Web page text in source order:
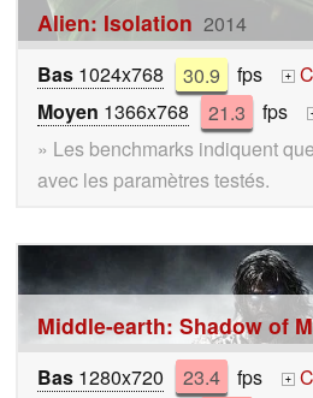
Alien: Isolation 2014
Bas 1024x768 30.9 fps +
Moyen 1366x768 21.3 fps
» Les benchmarks indiquent
avec les paramètres testés.
Middle-earth: Shadow of
Bas 1280x720 23.4 fps +